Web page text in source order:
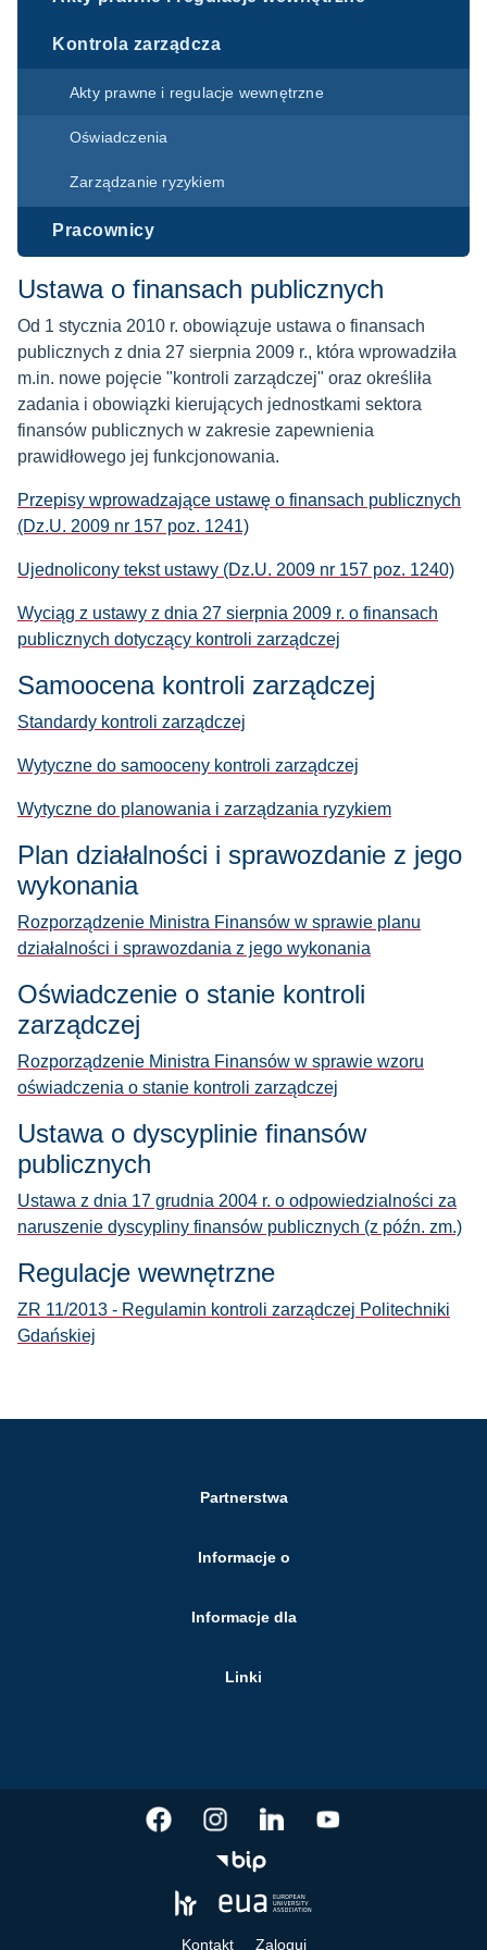
Kontrola zarządcza
Akty prawne i regulacje wewnętrzne
Oświadczenia
Zarządzanie ryzykiem
Pracownicy
Ustawa o finansach publicznych
Od 1 stycznia 2010 r. obowiązuje ustawa o finansach
publicznych z dnia 27 sierpnia 2009 r., która wprowadziła
m.in. nowe pojęcie "kontroli zarządczej" oraz określiła
zadania i obowiązki kierujących jednostkami sektora
finansów publicznych w zakresie zapewnienia
prawidłowego jej funkcjonowania.
Przepisy wprowadzające ustawę o finansach publicznych
(Dz.U. 2009 nr 157 poz. 1241)
Ujednolicony tekst ustawy (Dz.U. 2009 nr 157 poz. 1240)
Wyciąg z ustawy z dnia 27 sierpnia 2009 r. o finansach
publicznych dotyczący kontroli zarządczej
Samoocena kontroli zarządczej
Standardy kontroli zarządczej
Wytyczne do samooceny kontroli zarządczej
Wytyczne do planowania i zarządzania ryzykiem
Plan działalności i sprawozdanie z jego
wykonania
Rozporządzenie Ministra Finansów w sprawie planu
działalności i sprawozdania z jego wykonania
Oświadczenie o stanie kontroli
zarządczej
Rozporządzenie Ministra Finansów w sprawie wzoru
oświadczenia o stanie kontroli zarządczej
Ustawa o dyscyplinie finansów
publicznych
Ustawa z dnia 17 grudnia 2004 r. o odpowiedzialności za
naruszenie dyscypliny finansów publicznych (z późn. zm.)
Regulacje wewnętrzne
ZR 11/2013 - Regulamin kontroli zarządczej Politechniki
Gdańskiej
Partnerstwa
Informacje o
Informacje dla
Linki
Kontakt Zaloguj